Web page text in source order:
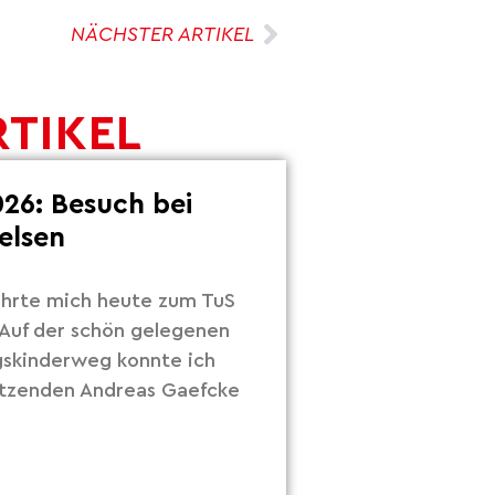
NÄCHSTER ARTIKEL
Besuch bei
mich heute zum TuS
der schön gelegenen
konnte ich
Andreas Gaefcke